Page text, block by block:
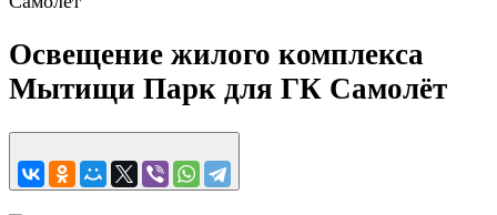
Освещение жилого комплекса
Мытищи Парк для ГК Самолёт